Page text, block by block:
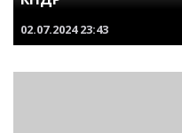
02.07.2024 23:43